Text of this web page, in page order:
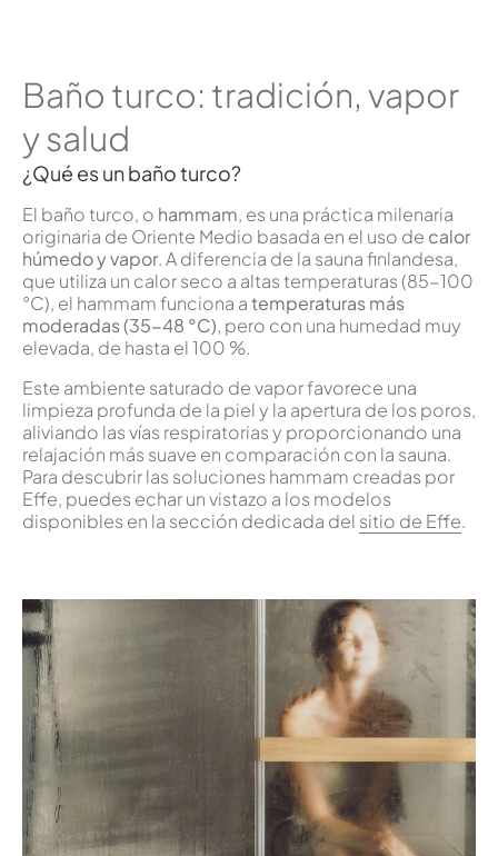
Baño turco: tradición, vapor
y salud
¿Qué es un baño turco?
El baño turco, o hammam, es una práctica milenaria
originaria de Oriente Medio basada en el uso de calor
húmedo y vapor. A diferencia de la sauna finlandesa,
que utiliza un calor seco a altas temperaturas (85-100
°C), el hammam funciona atemperaturas más
moderadas(35-48 °C), pero con una humedad muy
elevada, de hasta el 100 %.
Este ambiente saturado de vapor favorece una
limpieza profunda de la piel y la apertura de los poros,
aliviando las vías respiratorias y proporcionando una
relajación más suave en comparación con la sauna.
Para descubrir las soluciones hammam creadas por
Effe, puedes echar un vistazo a los modelos
disponibles en la sección dedicada del sitio de Effe.